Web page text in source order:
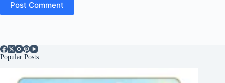
Post Comment
Popular Posts